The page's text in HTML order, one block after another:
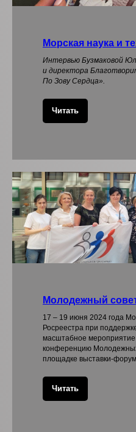
Морская наука и
Интервью Бузмаковой
и директора
По Зову Сердца».
Читать
Молодежный
17 – 19 июня 2024 года
Росреестра при
масштабное
конференцию
площадке выставки-
Читать